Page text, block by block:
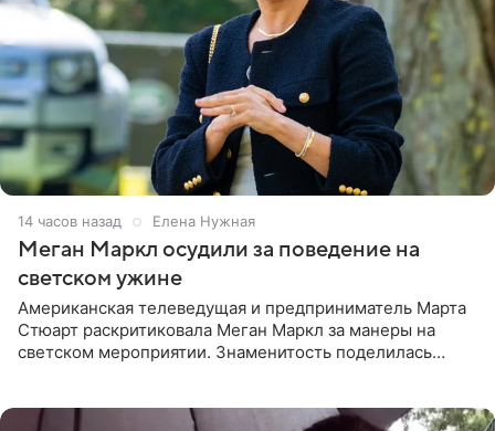
14 часов назад Елена Нужная
Меган Маркл осудили за поведение на
светском ужине
Американская телеведущая и предприниматель Марта
Стюарт раскритиковала Меган Маркл за манеры на
светском мероприятии. Знаменитость поделилась